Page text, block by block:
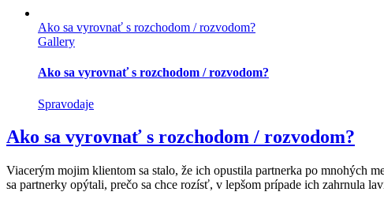
Ako sa vyrovnať s rozchodom / rozvodom?
Gallery
Ako sa vyrovnať s rozchodom / rozvodom?
Spravodaje
Ako sa vyrovnať s rozchodom / rozvodom?
Viacerým mojim klientom sa stalo, že ich opustila partnerka po mnohých
sa partnerky opýtali, prečo sa chce rozísť, v lepšom prípade ich zahrnula